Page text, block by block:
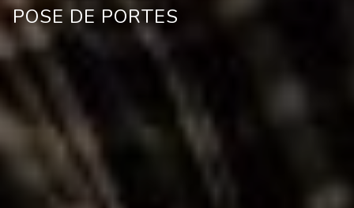
POSE DE PORTES